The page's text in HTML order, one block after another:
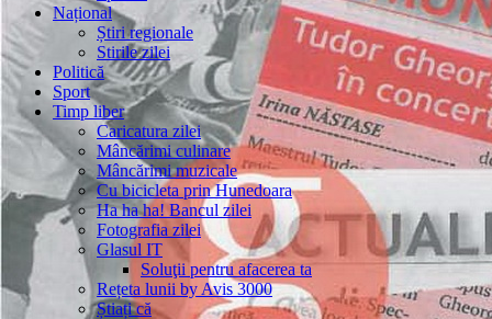
Național
Știri regionale
Stirile zilei
Politică
Sport
Timp liber
Caricatura zilei
Mâncărimi culinare
Mâncărimi muzicale
Cu bicicleta prin Hunedoara
Ha ha ha! Bancul zilei
Fotografia zilei
Glasul IT
Soluţii pentru afacerea ta
Rețeta lunii by Avis 3000
Știați că